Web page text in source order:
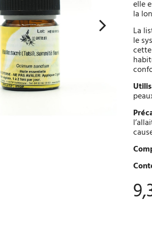
elle
la
La
le